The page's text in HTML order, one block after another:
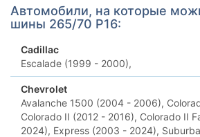
Автомобили, на которые
шины 265/70 Р16:
Cadillac
Escalade (1999 - 2000),
Chevrolet
Avalanche 1500 (2004 - 2006),
Colorado II (2012 - 2016), Colorado II
2024), Express (2003 - 2024),